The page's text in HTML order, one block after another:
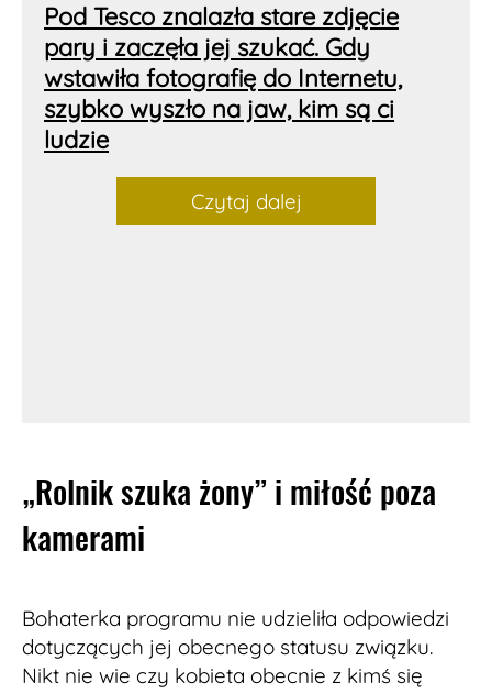
Pod Tesco znalazła stare zdjęcie
pary i zaczęła jej szukać. Gdy
wstawiła fotografię do Internetu,
szybko wyszło na jaw, kim są ci
ludzie
Czytaj dalej
„Rolnik szuka żony” i miłość poza
kamerami
Bohaterka programu nie udzieliła odpowiedzi
dotyczących jej obecnego statusu związku.
Nikt nie wie czy kobieta obecnie z kimś się